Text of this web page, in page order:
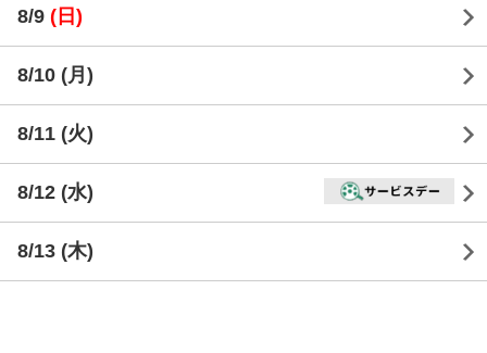
8/9 (日)
8/10 (月)
8/11 (火)
8/12 (水)
8/13 (木)